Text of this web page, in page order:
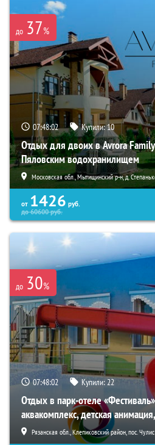
до 37%
07:48:01 Купили:10
Отдых для двоих в Avrora
Пяловским водохранилищем
Московская обл., Мытищинский р-н, д.
от 1426 руб.
до60600руб.
до 30%
07:48:01 Купили:22
Отдых в парк-отеле
аквакомплекс, детская
Рязанская обл., Клепиковский район, пос. Чулис